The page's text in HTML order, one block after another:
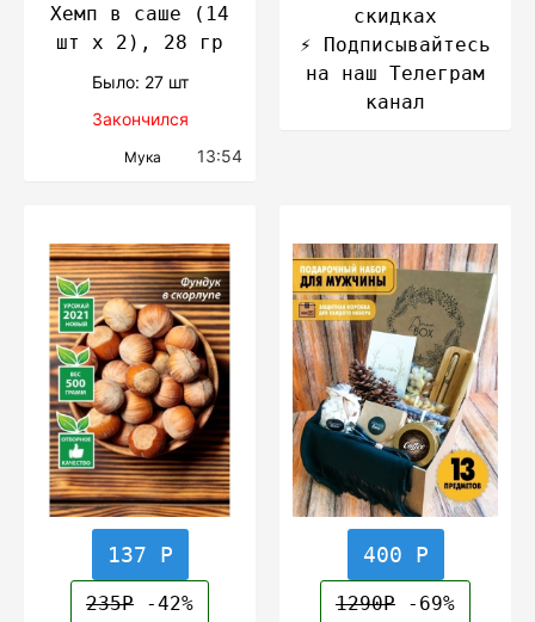
Хемп в cаше (14
шт х 2), 28 гр
Было: 27 шт
Закончился
Мука 13:54
скидках
⚡️ Подписывайтесь
на наш Телеграм
канал
137 Р
235Р -42%
400 Р
1290Р -69%